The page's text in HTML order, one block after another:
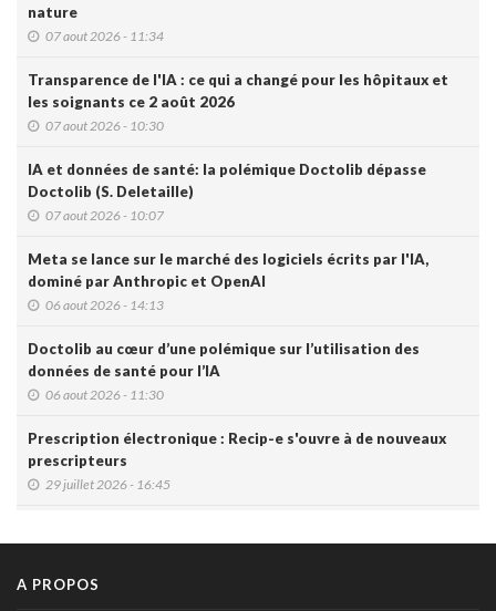
nature
07 aout 2026 - 11:34
Transparence de l'IA : ce qui a changé pour les hôpitaux et
les soignants ce 2 août 2026
07 aout 2026 - 10:30
IA et données de santé: la polémique Doctolib dépasse
Doctolib (S. Deletaille)
07 aout 2026 - 10:07
Meta se lance sur le marché des logiciels écrits par l'IA,
dominé par Anthropic et OpenAI
06 aout 2026 - 14:13
Doctolib au cœur d’une polémique sur l’utilisation des
données de santé pour l’IA
06 aout 2026 - 11:30
Prescription électronique : Recip-e s'ouvre à de nouveaux
prescripteurs
29 juillet 2026 - 16:45
A PROPOS